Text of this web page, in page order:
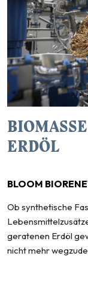
ERDÖL
BLOOM
Ob synthetische
geratenen Erdöl
nicht mehr